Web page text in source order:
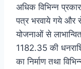
अधिक विभिन्न
पत्र भरवाये गये और
योजनाओं से
1182.35 की
का निर्माण तथा